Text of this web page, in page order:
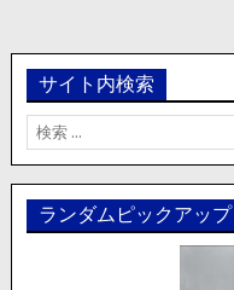
サイト内検索
検
索:
ランダムピックアップ